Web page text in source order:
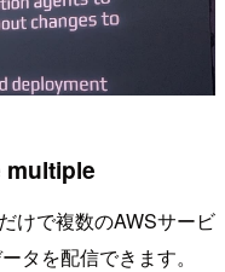
multiple
けで複数のAWSサービ
タを配信できます。